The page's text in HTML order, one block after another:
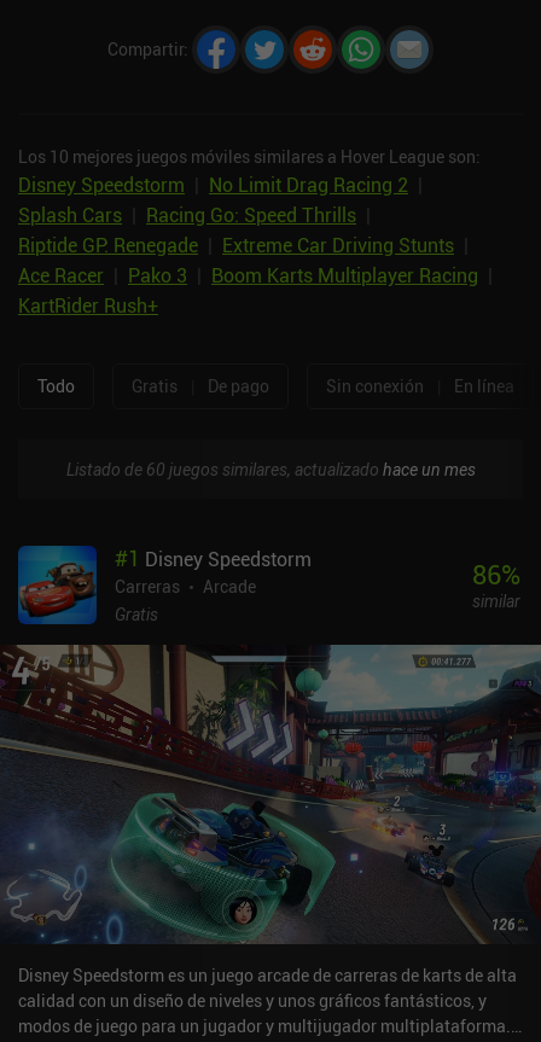
Compartir:
Los 10 mejores juegos móviles similares a Hover League son:
Disney Speedstorm No Limit Drag Racing 2
Splash Cars
Racing Go: Speed Thrills
Riptide GP: Renegade
Extreme Car Driving Stunts
Ace Racer
Pako 3 Boom Karts Multiplayer Racing
KartRider Rush+
Todo Gratis De pago Sin conexión En línea
Listado de 60 juegos similares, actualizado hace un mes
#1 Disney Speedstorm
Carreras
Arcade
Gratis
86%
similar
Disney Speedstorm es un juego arcade de carreras de karts de alta
calidad con un diseño de niveles y unos gráficos fantásticos, y
modos de juego para un jugador y multijugador multiplataforma.